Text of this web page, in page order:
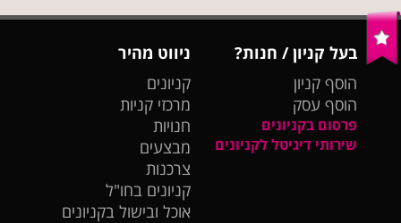
בעל קניון / חנות?
הוסף קניון
הוסף עסק
פרסום בקניונים
שירותי דיגיטל לקניונים
ניווט מהיר
קניונים
מרכזי קניות
חנויות
מבצעים
צרכנות
קניונים בחו"ל
אוכל ובישול בקניונים